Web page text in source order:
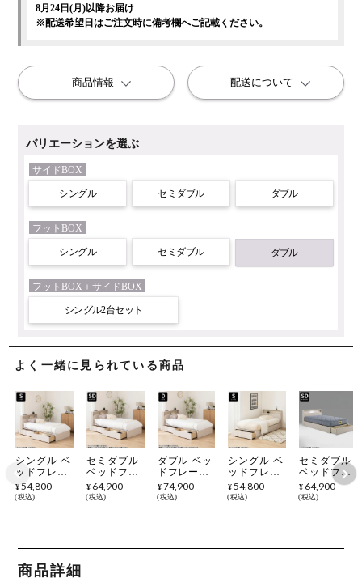
よく一緒に見られている商品
シングル ベ
ッドフレー
ム ドレース
〔サイド
納付き おし
ゃれ シンプ
ル モダン
¥ 54,800
税込
セミダブル
ベッドフレ
ーム ドレー
ス 〔サイド
納付き おし
¥ 64,900
税込
ダブル ベッ
ドフレーム
ドレース
〔サイド
納付き おし
¥ 74,900
税込
シングル ベ
ッドフレー
ム ドレース
〔フット
納付き おし
¥ 54,800
税込
セミダブル
ベッドフレ
ーム ドレー
ス 〔フット
納付き おし
¥ 64,900
税込
商品詳細
バリエーションを選ぶ
サイドBOX
シングル セミダブル ダブル
フットBOX
シングル セミダブル ダブル
フットBOX＋サイドBOX
シングル2台セット
8月24日(月)以降お届け
※配送希望日はご注文時に備考欄へご記載ください。
商品情報 配送について